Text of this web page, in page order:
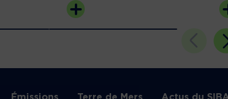
Émissions Terre de Mers Actus du